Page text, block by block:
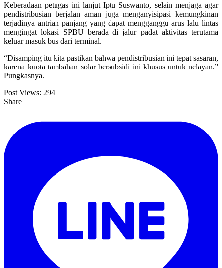
Keberadaan petugas ini lanjut Iptu Suswanto, selain menjaga agar
pendistribusian berjalan aman juga menganyisipasi kemungkinan
terjadinya antrian panjang yang dapat mengganggu arus lalu lintas
mengingat lokasi SPBU berada di jalur padat aktivitas terutama
keluar masuk bus dari terminal.
“Disamping itu kita pastikan bahwa pendistribusian ini tepat sasaran,
karena kuota tambahan solar bersubsidi ini khusus untuk nelayan.”
Pungkasnya.
Post Views: 294
Share